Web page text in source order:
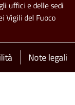
uffici e delle sedi
Vigili del Fuoco
Note legali